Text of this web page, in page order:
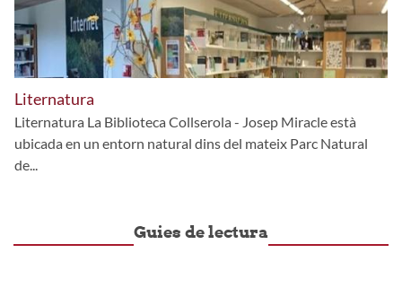
Liternatura
Liternatura La Biblioteca Collserola - Josep Miracle està
ubicada en un entorn natural dins del mateix Parc Natural
de...
Guies de lectura